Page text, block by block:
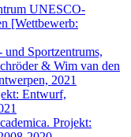
UNESCO-
[Wettbewerb:
Sportzentrums,
& Wim van den
2021
Entwurf,
Projekt: